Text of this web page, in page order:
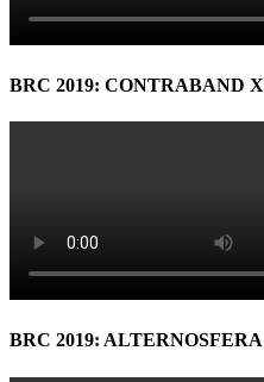
BRC 2019: CONTRABAND X
BRC 2019: ALTERNOSFERA